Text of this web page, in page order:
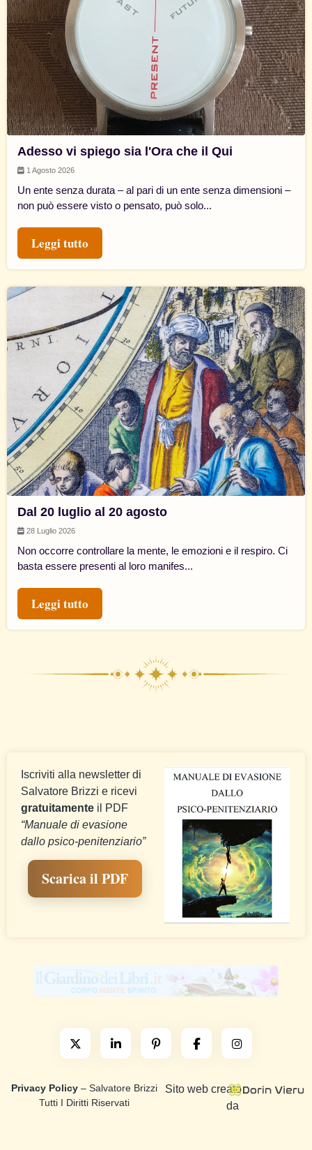
Adesso vi spiego sia l'Ora che il Qui
1 Agosto 2026
Un ente senza durata – al pari di un ente senza dimensioni –
non può essere visto o pensato, può solo...
Leggi tutto
Dal 20 luglio al 20 agosto
28 Luglio 2026
Non occorre controllare la mente, le emozioni e il respiro. Ci
basta essere presenti al loro manifes...
Leggi tutto
Iscriviti alla newsletter di
Salvatore Brizzi e ricevi
gratuitamente il PDF
“Manuale di evasione
dallo psico-penitenziario”
Scarica il PDF
Privacy Policy– Salvatore Brizzi
Tutti I Diritti Riservati
Sito web creato
da